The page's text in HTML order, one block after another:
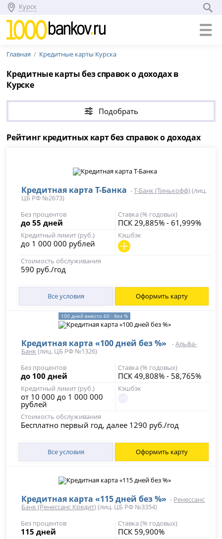
Курск
Главная Кредитные карты Курска
Кредитные карты без справок о доходах в
Курске
Подобрать
Рейтинг кредитных карт без справок о доходах
Кредитная карта Т-Банка -Т-Банк (Тинькофф)(лиц.
ЦБ РФ №2673)
Без процентов
до 55 дней
Ставка (% годовых)
ПСК 29,885% - 61,999%
Кредитный лимит (руб.)
до 1 000 000 рублей
Кэшбэк
Стоимость обслуживания
590 руб./год
Все условия Оформить карту
100 дней вместо 60 - без %
Кредитная карта «100 дней без %» -Альфа-
Банк (лиц. ЦБ РФ №1326)
Без процентов
до 100 дней
Ставка (% годовых)
ПСК 49,808% - 58,765%
Кредитный лимит (руб.)
от 10 000 до 1 000 000
рублей
Кэшбэк
Стоимость обслуживания
Бесплатно первый год, далее 1290 руб./год
Все условия Оформить карту
Кредитная карта «115 дней без %» - Ренессанс
Банк (Ренессанс Кредит)(лиц. ЦБ РФ №3354)
Без процентов
115 дней
Ставка (% годовых)
ПСК 59,900%